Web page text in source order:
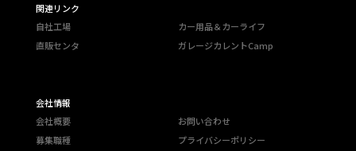
関連リンク
自社工場
カー用品＆カーライフ
直販センタ
ガレージカレントCamp
会社情報
会社概要
お問い合わせ
募集職種
プライバシーポリシー